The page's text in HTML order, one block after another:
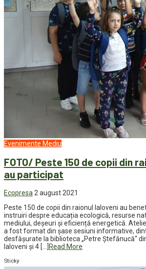
Evenimente Mediu
FOTO/ Peste 150 de copii din
au participat
Ecopresa 2 august 2021
Peste 150 de copii din raionul Ialoveni au
instruiri despre educația ecologică, resurse
mediului, deșeuri și eficiență energetică.
a fost format din șase sesiuni informative,
desfășurate la biblioteca „Petre Ștefănucă“
Ialoveni și 4 […]
Read More
Sticky